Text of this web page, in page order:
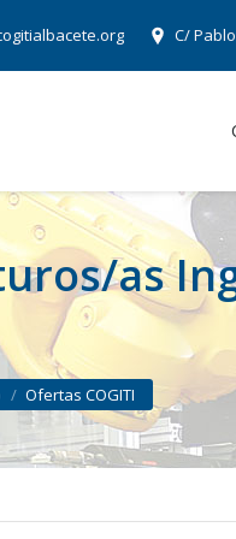
C/
as
Ofertas COGITI